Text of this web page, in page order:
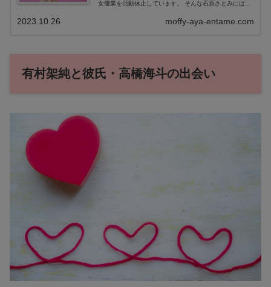
女優業を活動休止しています。 そんな石原さとみには、
す。プロフィールには157cmと記...moffy-aya-entame.com
2023.10.26
有村架純と彼氏・高橋海斗の出会い